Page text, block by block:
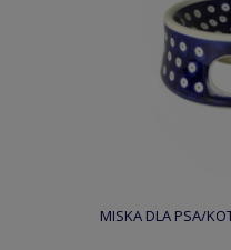
MISKA DLA PSA/